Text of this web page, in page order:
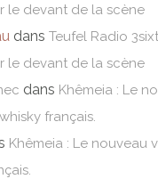
le devant de la scène
dansTeufel Radio
le devant de la scène
dans Khêmeia : Le
français.
Khêmeia : Le nouveau